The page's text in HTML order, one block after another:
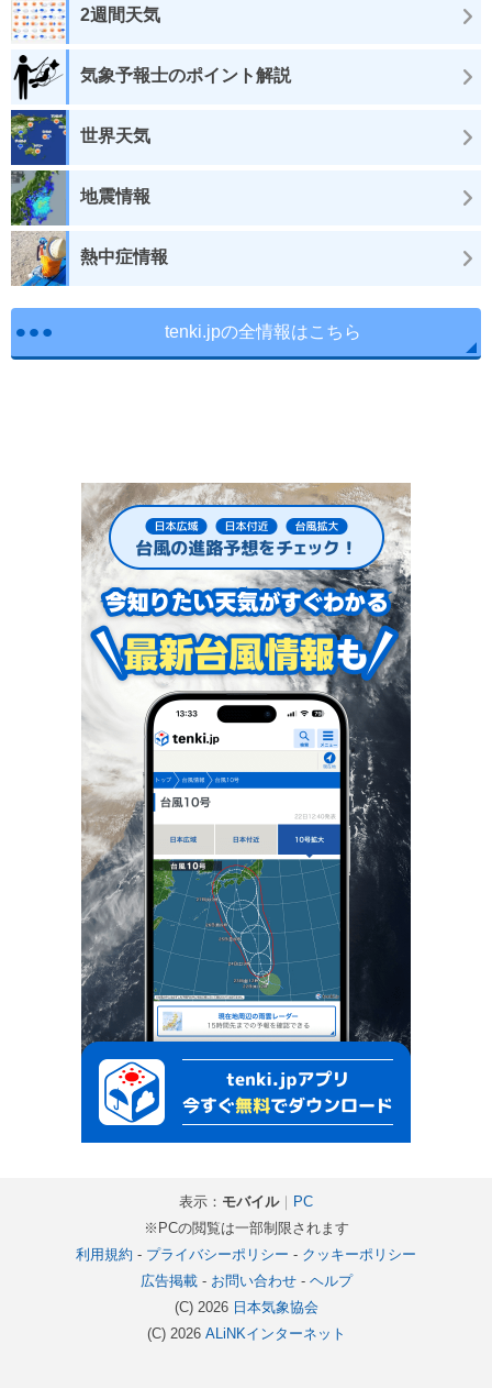
2週間天気
気象予報士のポイント解説
世界天気
地震情報
熱中症情報
tenki.jpの全情報はこちら
表示： モバイル｜
PC
※PCの閲覧は一部制限されます
利用規約 - プライバシーポリシー - クッキーポリシー
広告掲載- お問い合わせ- ヘルプ
(C) 2026 日本気象協会
(C) 2026 ALiNKインターネット